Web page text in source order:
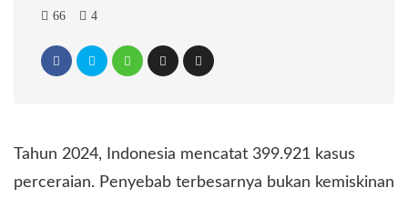
66 4
Tahun 2024, Indonesia mencatat 399.921 kasus
perceraian. Penyebab terbesarnya bukan kemiskinan